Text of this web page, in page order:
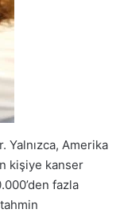
Yalnızca, Amerika
kişiye kanser
fazla